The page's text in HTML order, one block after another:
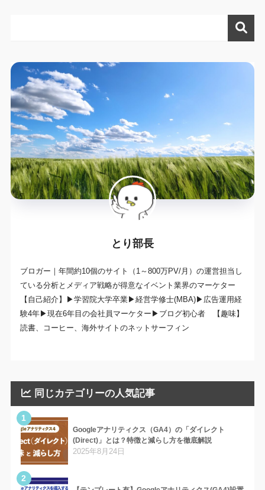
とり部長
ブロガー｜年間約10個のサイト（1～800万PV/月）の運営担当し
ている分析とメディア戦略が得意なイベント業界のマーケター
【自己紹介】▶学習院大学卒業▶経営学修士(MBA)▶広告運用経
験4年▶現在6年目の会社員マーケター▶ブログ初心者 【趣味】
読書、コーヒー、海外サイトのネットサーフィン
同じカテゴリーの人気記事
1
Googleアナリティクス（GA4）の「ダイレクト
(Direct)」とは？特徴と減らし方を徹底解説
2025年8月24日
2